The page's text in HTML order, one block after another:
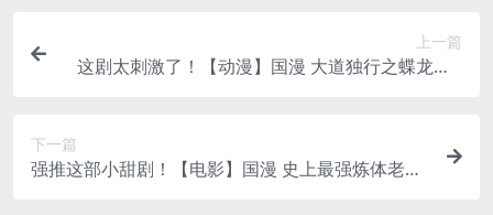
上一篇
这剧太刺激了！【动漫】国漫 大道独行之蝶龙变 /
下一篇
强推这部小甜剧！【电影】国漫 史上最强炼体老祖